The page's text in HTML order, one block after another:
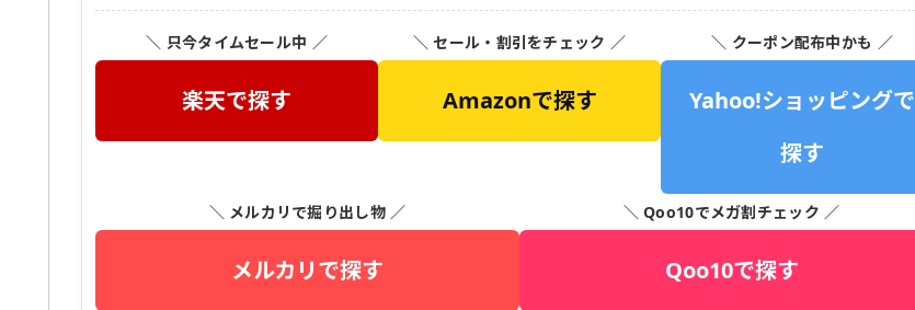
＼ 只今タイムセール中 ／
楽天で探す
＼ セール・割引をチェック ／
Amazonで探す
＼ クーポン配布中かも ／
Yahoo!ショッピングで
探す
＼ メルカリで掘り出し物 ／
メルカリで探す
＼ Qoo10でメガ割チェック ／
Qoo10で探す